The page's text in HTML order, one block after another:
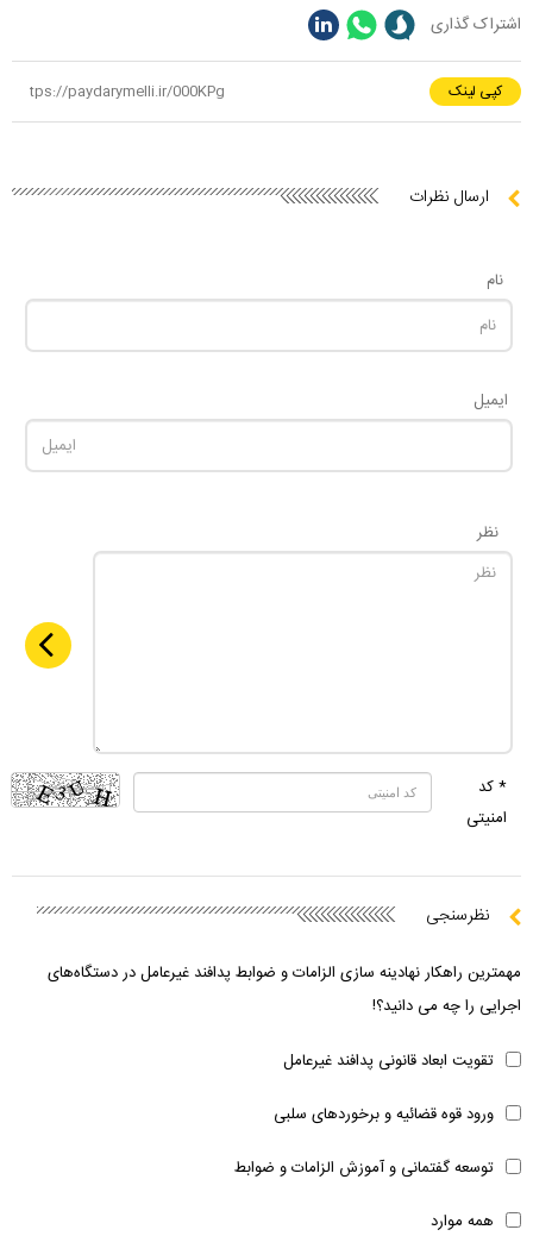
اشتراک گذاری
کپی لینک
ارسال نظرات
نام
ایمیل
نظر
* کد
امنیتی
نظرسنجی
مهمترین راهکار نهادینه سازی الزامات و ضوابط پدافند غیرعامل در دستگاه‌های
اجرایی را چه می دانید؟!
تقویت ابعاد قانونی پدافند غیرعامل
ورود قوه قضائیه و برخوردهای سلبی
توسعه گفتمانی و آموزش الزامات و ضوابط
همه موارد